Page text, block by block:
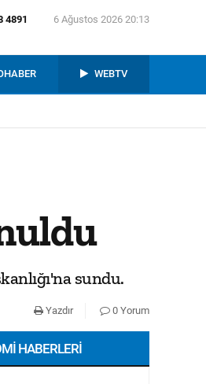
4891 6 Ağustos 2026 20:13
WEBTV
sundu.
Yazdır 0 Yorum
HABERLERI